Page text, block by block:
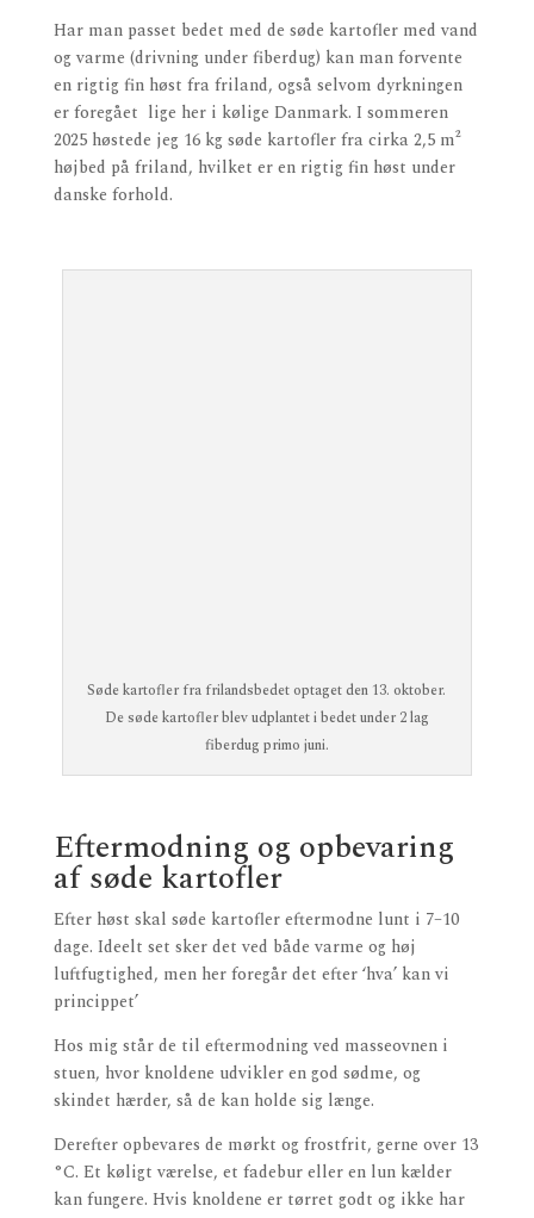
Har man passet bedet med de søde kartofler med vand
og varme (drivning under fiberdug) kan man forvente
en rigtig fin høst fra friland, også selvom dyrkningen
er foregået lige her i kølige Danmark. I sommeren
2025 høstede jeg 16 kg søde kartofler fra cirka 2,5 m²
højbed på friland, hvilket er en rigtig fin høst under
danske forhold.
Søde kartofler fra frilandsbedet optaget den 13. oktober.
De søde kartofler blev udplantet i bedet under 2 lag
fiberdug primo juni.
Eftermodning og opbevaring
af søde kartofler
Efter høst skal søde kartofler eftermodne lunt i 7–10
dage. Ideelt set sker det ved både varme og høj
luftfugtighed, men her foregår det efter ‘hva’ kan vi
princippet’
Hos mig står de til eftermodning ved masseovnen i
stuen, hvor knoldene udvikler en god sødme, og
skindet hærder, så de kan holde sig længe.
Derefter opbevares de mørkt og frostfrit, gerne over 13
°C. Et køligt værelse, et fadebur eller en lun kælder
kan fungere. Hvis knoldene er tørret godt og ikke har